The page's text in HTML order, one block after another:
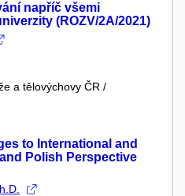
napříč všemi
(ROZV/2A/2021)
a tělovýchovy ČR /
to International and
Polish Perspective